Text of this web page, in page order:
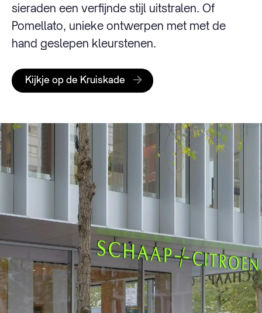
sieraden een verfijnde stijl uitstralen. Of
Pomellato, unieke ontwerpen met met de
hand geslepen kleurstenen.
Kijkje op de Kruiskade